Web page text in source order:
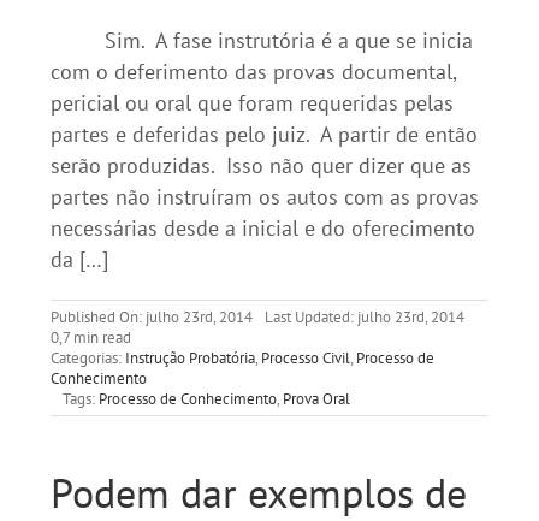
Sim. A fase instrutória é a que se inicia
com o deferimento das provas documental,
pericial ou oral que foram requeridas pelas
partes e deferidas pelo juiz. A partir de então
serão produzidas. Isso não quer dizer que as
partes não instruíram os autos com as provas
necessárias desde a inicial e do oferecimento
da […]
Published On: julho 23rd, 2014
Last Updated: julho 23rd, 2014
0,7 min read
Categorias: Instrução Probatória, Processo Civil, Processo de
Conhecimento
Tags: Processo de Conhecimento, Prova Oral
Podem dar exemplos de